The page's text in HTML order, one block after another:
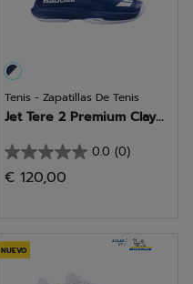
Tenis - Zapatillas De Tenis
Jet Tere 2 Premium Clay...
0.0 (0)
0.0
de
€ 120,00
NUEVO